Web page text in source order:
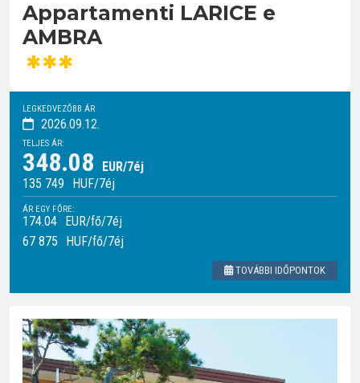
Appartamenti LARICE e
AMBRA
***
LEGKEDVEZŐBB ÁR
2026.09.12.
TELJES ÁR:
348.08
EUR/7éj
135 749
HUF/7éj
ÁR EGY FŐRE:
174.04 EUR/fő/7éj
67 875
HUF/fő/7éj
TOVÁBBI IDŐPONTOK